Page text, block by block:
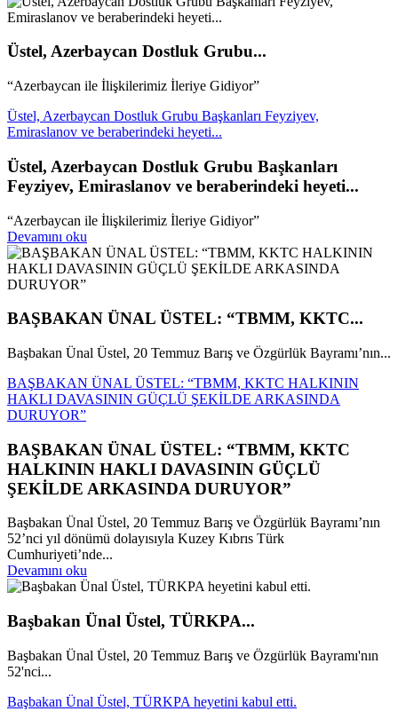
Üstel, Azerbaycan Dostluk Grubu...
“Azerbaycan ile İlişkilerimiz İleriye Gidiyor”
Üstel, Azerbaycan Dostluk Grubu Başkanları Feyziyev,
Emiraslanov ve beraberindeki heyeti...
Üstel, Azerbaycan Dostluk Grubu Başkanları
Feyziyev, Emiraslanov ve beraberindeki heyeti...
“Azerbaycan ile İlişkilerimiz İleriye Gidiyor”
Devamını oku
BAŞBAKAN ÜNAL ÜSTEL: “TBMM, KKTC...
Başbakan Ünal Üstel, 20 Temmuz Barış ve Özgürlük Bayramı’nın...
BAŞBAKAN ÜNAL ÜSTEL: “TBMM, KKTC HALKININ
HAKLI DAVASININ GÜÇLÜ ŞEKİLDE ARKASINDA
DURUYOR”
BAŞBAKAN ÜNAL ÜSTEL: “TBMM, KKTC
HALKININ HAKLI DAVASININ GÜÇLÜ
ŞEKİLDE ARKASINDA DURUYOR”
Başbakan Ünal Üstel, 20 Temmuz Barış ve Özgürlük Bayramı’nın
52’nci yıl dönümü dolayısıyla Kuzey Kıbrıs Türk
Cumhuriyeti’nde...
Devamını oku
Başbakan Ünal Üstel, TÜRKPA...
Başbakan Ünal Üstel, 20 Temmuz Barış ve Özgürlük Bayramı'nın
52'nci...
Başbakan Ünal Üstel, TÜRKPA heyetini kabul etti.